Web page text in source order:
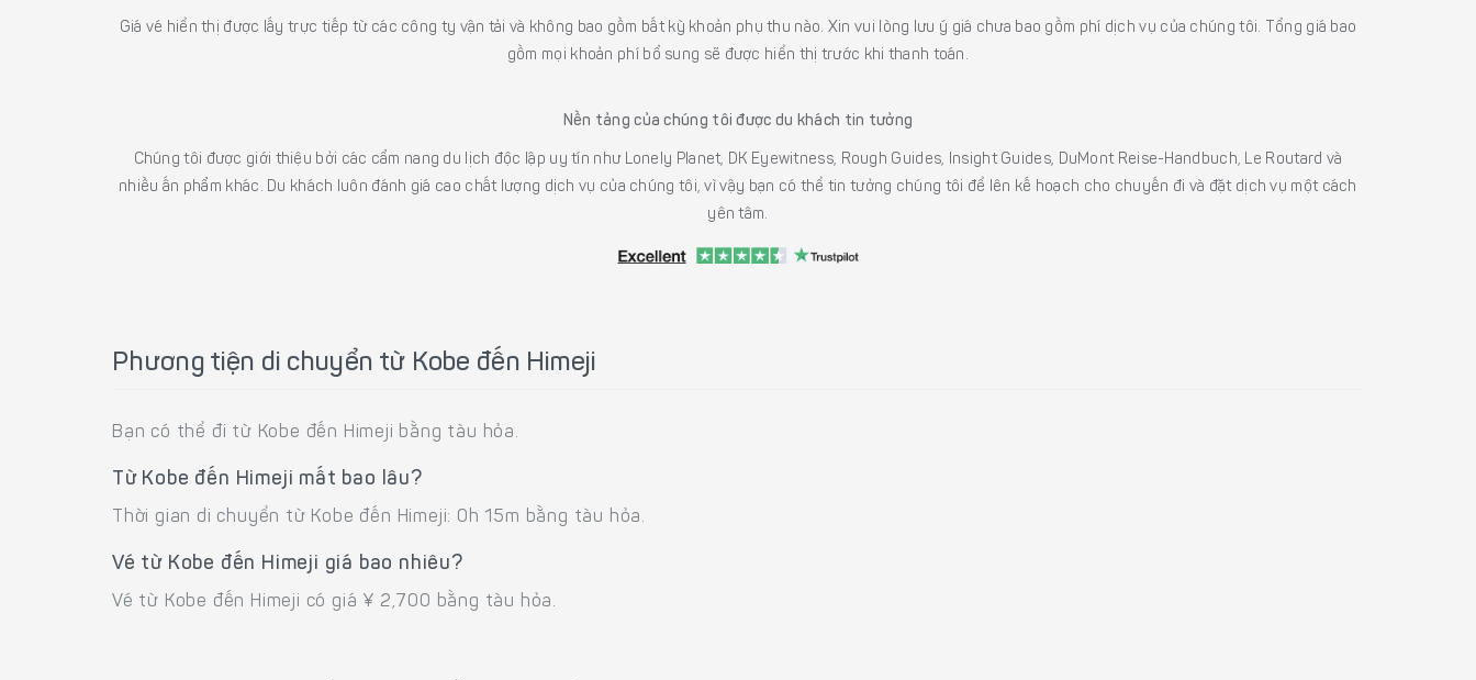
Giá vé hiển thị được lấy trực tiếp từ các công ty vận tải và không bao gồm bất kỳ khoản phụ thu nào. Xin vui lòng lưu ý giá chưa bao gồm phí dịch vụ của chúng tôi. Tổng giá bao
gồm mọi khoản phí bổ sung sẽ được hiển thị trước khi thanh toán.
Nền tảng của chúng tôi được du khách tin tưởng
Chúng tôi được giới thiệu bởi các cẩm nang du lịch độc lập uy tín như Lonely Planet, DK Eyewitness, Rough Guides, Insight Guides, DuMont Reise-Handbuch, Le Routard và
nhiều ấn phẩm khác. Du khách luôn đánh giá cao chất lượng dịch vụ của chúng tôi, vì vậy bạn có thể tin tưởng chúng tôi để lên kế hoạch cho chuyến đi và đặt dịch vụ một cách
yên tâm.
Phương tiện di chuyển từ Kobe đến Himeji
Bạn có thể đi từ Kobe đến Himeji bằng tàu hỏa.
Từ Kobe đến Himeji mất bao lâu?
Thời gian di chuyển từ Kobe đến Himeji: 0h 15m bằng tàu hỏa.
Vé từ Kobe đến Himeji giá bao nhiêu?
Vé từ Kobe đến Himeji có giá ¥ 2,700 bằng tàu hỏa.